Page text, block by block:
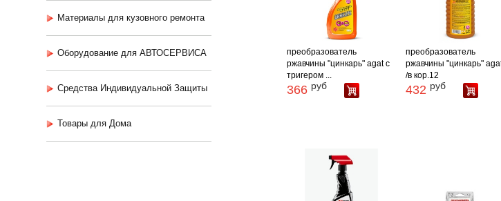
Материалы для кузовного ремонта
Оборудование для АВТОСЕРВИСА
Средства Индивидуальной Защиты
Товары для Дома
преобразователь
ржавчины "цинкарь" agat с
тригером ...
366 руб
преобразователь
ржавчины "цинкарь"
/в кор.12
432 руб